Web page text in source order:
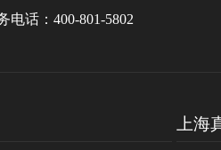
电话： 400-801-5802
上海